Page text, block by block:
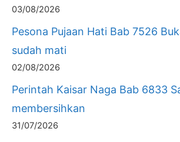
03/08/2026
Pesona Pujaan Hati Bab 7526
sudah mati
02/08/2026
Perintah Kaisar Naga Bab 6833
membersihkan
31/07/2026